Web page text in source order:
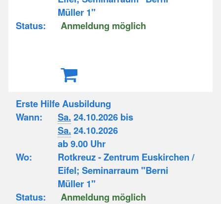
Müller 1"
Status:
Anmeldung möglich
Erste Hilfe Ausbildung
Wann:
Sa. 24.10.2026 bis
Sa. 24.10.2026
ab 9.00 Uhr
Wo:
Rotkreuz - Zentrum Euskirchen /
Eifel; Seminarraum "Berni
Müller 1"
Status:
Anmeldung möglich